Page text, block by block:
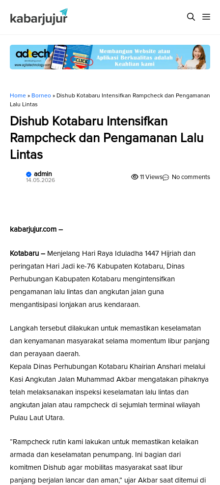
Home » Borneo » Dishub Kotabaru Intensifkan Rampcheck dan Pengamanan
Lalu Lintas
Dishub Kotabaru Intensifkan
Rampcheck dan Pengamanan Lalu
Lintas
admin
14.05.2026 11 Views No comments
kabarjujur.com –
Kotabaru – Menjelang Hari Raya Iduladha 1447 Hijriah dan
peringatan Hari Jadi ke-76 Kabupaten Kotabaru, Dinas
Perhubungan Kabupaten Kotabaru mengintensifkan
pengamanan lalu lintas dan angkutan jalan guna
mengantisipasi lonjakan arus kendaraan.
Langkah tersebut dilakukan untuk memastikan keselamatan
dan kenyamanan masyarakat selama momentum libur panjang
dan perayaan daerah.
Kepala Dinas Perhubungan Kotabaru Khairian Anshari melalui
Kasi Angkutan Jalan Muhammad Akbar mengatakan pihaknya
telah melaksanakan inspeksi keselamatan lalu lintas dan
angkutan jalan atau rampcheck di sejumlah terminal wilayah
Pulau Laut Utara.
“Rampcheck rutin kami lakukan untuk memastikan kelaikan
armada dan keselamatan penumpang. Ini bagian dari
komitmen Dishub agar mobilitas masyarakat saat libur
panjang berjalan lancar dan aman,” ujar Akbar saat ditemui di